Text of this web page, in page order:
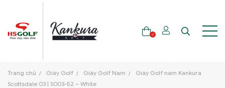
THƯƠNG HIỆU
0
Trang chủ Giày Golf Giày Golf Nam
Giày Golf nam Kankura
Scottsdale 03 | S003-52 – White